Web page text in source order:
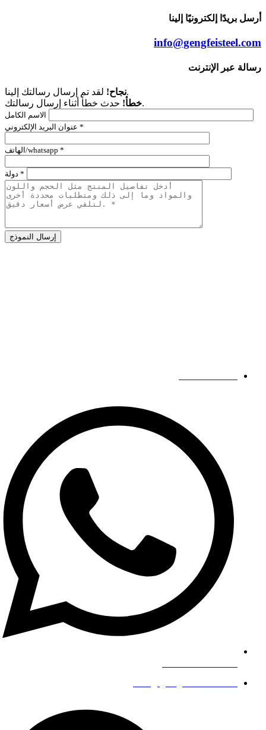
أرسل بريدًا إلكترونيًا إلينا
info@gengfeisteel.com
رسالة عبر الإنترنت
نجاح!لقد تم إرسال رسالتك إلينا.
خطأ!حدث خطأ أثناء إرسال رسالتك.
الاسم الكامل
عنوان البريد الإلكتروني *
الهاتف/whatsapp *
دولة *